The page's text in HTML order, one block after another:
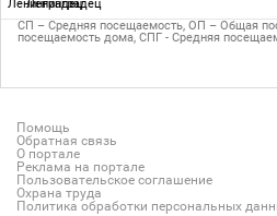
Ленинградец
СП – Средняя посещаемость, ОП – Общая
посещаемость дома, СПГ - Средняя
Помощь
Обратная связь
О портале
Реклама на портале
Пользовательское соглашение
Охрана труда
Политика обработки персональных